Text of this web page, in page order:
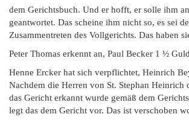
dem Gerichtsbuch. Und er hofft, er solle ihm
geantwortet. Das scheine ihm nicht so, es sei
Zusammentreten des Vollgerichts. Das haben
Peter Thomas erkennt an, Paul Becker 1 ½
Henne Ercker hat sich verpflichtet, Heinrich
Nachdem die Herren von St. Stephan
das Gericht erkannt wurde gemäß dem
legt das dem Gericht vor. Das ist verschoben